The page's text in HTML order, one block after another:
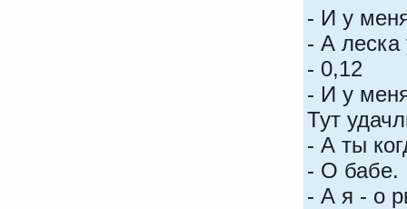
- И у
- А леска
- 0,12
- И у
Тут
- А ты
- О бабе.
- А я - о